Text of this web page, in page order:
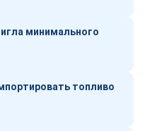
минимального
топливо